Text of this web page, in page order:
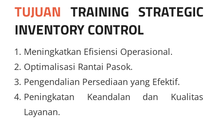
TUJUAN TRAINING STRATEGIC
INVENTORY CONTROL
Meningkatkan Efisiensi Operasional.
Optimalisasi Rantai Pasok.
Pengendalian Persediaan yang Efektif.
Peningkatan Keandalan dan Kualitas
Layanan.